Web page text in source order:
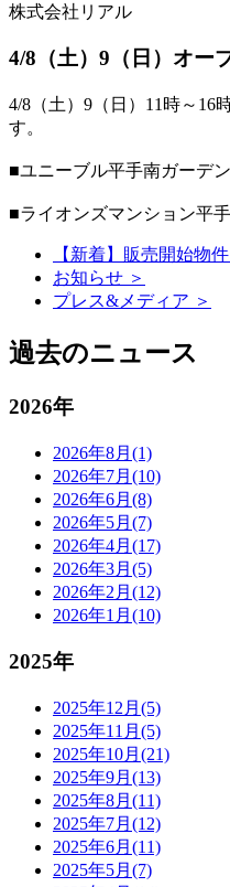
株式会社リアル
4/8（土）9（日）オー
4/8（土）9（日）11時～16
す。
■ユニーブル平手南ガーデン
■ライオンズマンション平手
【新着】販売開始物件
お知らせ ＞
プレス&メディア ＞
過去のニュース
2026年
2026年8月(1)
2026年7月(10)
2026年6月(8)
2026年5月(7)
2026年4月(17)
2026年3月(5)
2026年2月(12)
2026年1月(10)
2025年
2025年12月(5)
2025年11月(5)
2025年10月(21)
2025年9月(13)
2025年8月(11)
2025年7月(12)
2025年6月(11)
2025年5月(7)